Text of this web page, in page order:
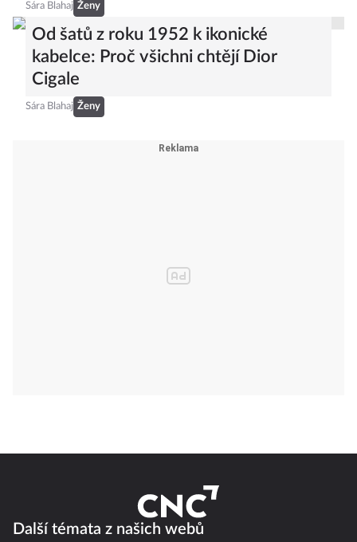
Sára Blahaj Ženy
Od šatů z roku 1952 k ikonické
kabelce: Proč všichni chtějí Dior
Cigale
Sára Blahaj Ženy
Další témata z našich webů